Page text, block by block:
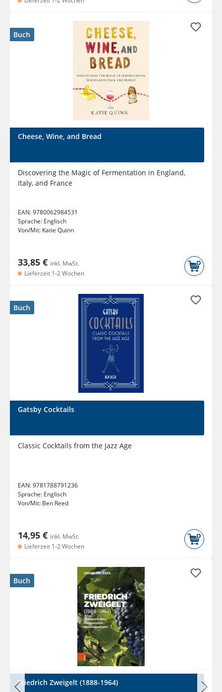
Buch
Cheese, Wine, and Bread
Discovering the Magic of Fermentation in England,
Italy, and France
EAN:9780062984531
Sprache: Englisch
Von/Mit: Katie Quinn
33,85 € inkl. MwSt.
Lieferzeit 1-2 Wochen
Buch
Gatsby Cocktails
Classic Cocktails from the Jazz Age
EAN:9781788791236
Sprache: Englisch
Von/Mit: Ben Reed
14,95 € inkl. MwSt.
Lieferzeit 1-2 Wochen
Buch
Friedrich Zweigelt (1888-1964)